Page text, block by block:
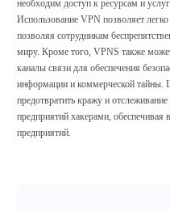
необходим доступ к ресурсам и
Использование VPN позволяет
позволяя сотрудникам
миру. Кроме того, VPNS также
каналы связи для обеспечения
информации и коммерческой
предотвратить кражу и
предприятий хакерами, обеспечивая
предприятий.